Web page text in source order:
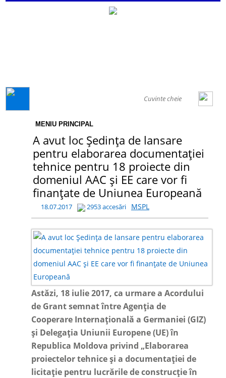
MENIU PRINCIPAL
A avut loc Ședința de lansare
pentru elaborarea documentației
tehnice pentru 18 proiecte din
domeniul AAC și EE care vor fi
finanțate de Uniunea Europeană
18.07.2017 2953 accesări MSPL
Astăzi, 18 iulie 2017, ca urmare a Acordului
de Grant semnat între Agenția de
Cooperare Internațională a Germaniei (GIZ)
și Delegația Uniunii Europene (UE) în
Republica Moldova privind „Elaborarea
proiectelor tehnice și a documentației de
licitație pentru lucrările de construcție în